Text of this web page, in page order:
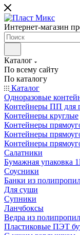
Интернет-магазин
Каталог
По всему сайту
По каталогу
Каталог
Одноразовые
Контейнеры ПП для
Контейнеры круглые
Контейнеры
Контейнеры
Контейнеры
Салатники
Бумажная упаковка
Соусники
Банки из
Для суши
Супники
Ланчбоксы
Ведра из
Пластиковые ПЭТ